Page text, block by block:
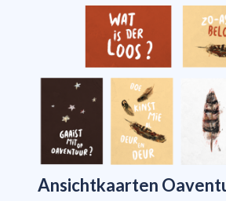
Ansichtkaarten